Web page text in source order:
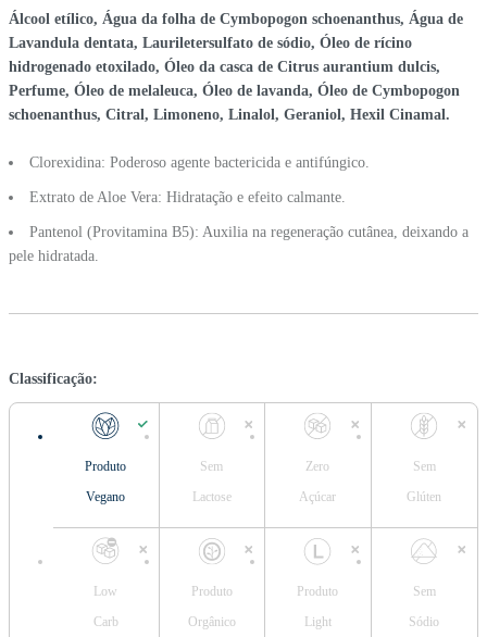
Álcool etílico, Água da folha de Cymbopogon schoenanthus, Água de
Lavandula dentata, Lauriletersulfato de sódio, Óleo de rícino
hidrogenado etoxilado, Óleo da casca de Citrus aurantium dulcis,
Perfume, Óleo de melaleuca, Óleo de lavanda, Óleo de Cymbopogon
schoenanthus, Citral, Limoneno, Linalol, Geraniol, Hexil Cinamal.
Clorexidina: Poderoso agente bactericida e antifúngico.
Extrato de Aloe Vera: Hidratação e efeito calmante.
Pantenol (Provitamina B5): Auxilia na regeneração cutânea, deixando a
pele hidratada.
Classificação:
Produto
Vegano
Sem
Lactose
Zero
Açúcar
Sem
Glúten
Low
Carb
Produto
Orgânico
Produto
Light
Sem
Sódio